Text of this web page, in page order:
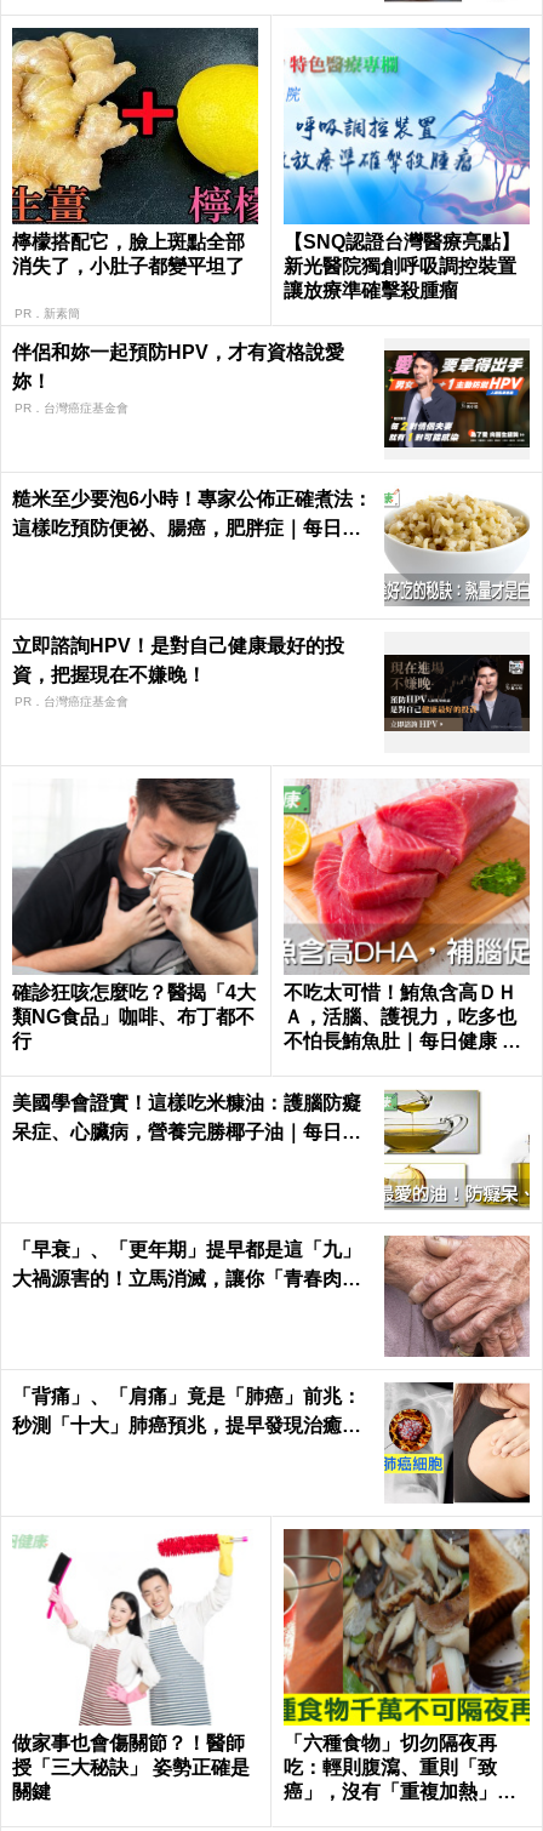
檸檬搭配它，臉上斑點全部
消失了，小肚子都變平坦了
PR．新素簡
【SNQ認證台灣醫療亮點】
新光醫院獨創呼吸調控裝置
讓放療準確擊殺腫瘤
伴侶和妳一起預防HPV，才有資格說愛
妳！
PR．台灣癌症基金會
糙米至少要泡6小時！專家公佈正確煮法：
這樣吃預防便祕、腸癌，肥胖症｜每日健
立即諮詢HPV！是對自己健康最好的投
資，把握現在不嫌晚！
PR．台灣癌症基金會
確診狂咳怎麼吃？醫揭「4大
類NG食品」咖啡、布丁都不
行
不吃太可惜！鮪魚含高ＤＨ
Ａ，活腦、護視力，吃多也
不怕長鮪魚肚｜每日健康 He
美國學會證實！這樣吃米糠油：護腦防癡
呆症、心臟病，營養完勝椰子油｜每日健
「早衰」、「更年期」提早都是這「九」
大禍源害的！立馬消滅，讓你「青春肉
「背痛」、「肩痛」竟是「肺癌」前兆：
秒測「十大」肺癌預兆，提早發現治癒率
做家事也會傷關節？！醫師
授「三大秘訣」 姿勢正確是
關鍵
「六種食物」切勿隔夜再
吃：輕則腹瀉、重則「致
癌」，沒有「重複加熱」也